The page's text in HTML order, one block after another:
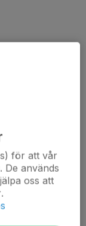
SM guld
2010
i AIK utsågs
för att vår
De används
oss att